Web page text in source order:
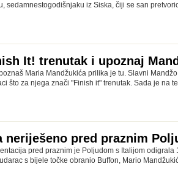
sedamnestogodišnjaku iz Siska, čiji se san
It! trenutak i upoznaj
Maria Mandžukića prilika je tu. Slavni
što za njega znači "Finish it" trenutak. Sada je na
neriješeno pred praznim
pred praznim je Poljudom s Italijom odigrala
s bijele točke obranio Buffon, Mario